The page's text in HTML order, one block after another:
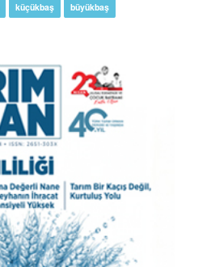
küçükbaş büyükbaş